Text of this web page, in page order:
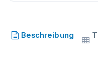
Beschreibung